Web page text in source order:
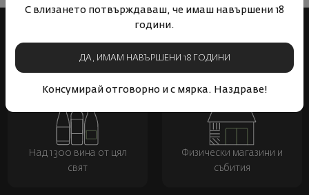
С влизането потвърждаваш, че имаш навършени 18
години.
ДА, ИМАМ НАВЪРШЕНИ 18 ГОДИНИ
Консумирай отговорно и с мярка. Наздраве!
Над 1300 вина от цял
свят
Физически магазини и
събития